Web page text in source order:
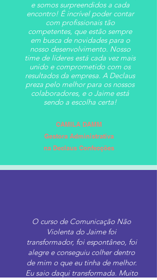
e somos surpreendidos a cada
encontro! É incrível poder contar
com profissionais tão
competentes, que estão sempre
em busca de novidades para o
nosso desenvolvimento. Nosso
time de líderes está cada vez mais
unido e comprometido com os
resultados da empresa. A Declaus
preza pelo melhor para os nossos
colaboradores, e o Jaime está
sendo a escolha certa!
CAMILA DAMM
Gestora Administrativa
na Declaus Confecções
O curso de Comunicação Não
Violenta do Jaime foi
transformador, foi espontâneo, foi
alegre e conseguiu colher dentro
de mim o que eu tinha de melhor.
Eu saio daqui transformada. Muito